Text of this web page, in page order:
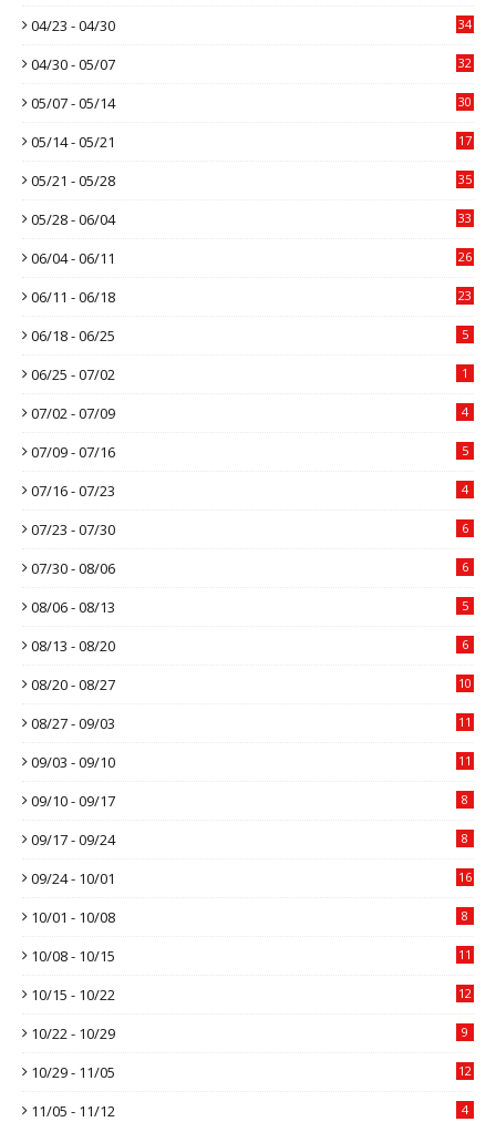
04/23 - 04/30 34
04/30 - 05/07 32
05/07 - 05/14 30
05/14 - 05/21 17
05/21 - 05/28 35
05/28 - 06/04 33
06/04 - 06/11 26
06/11 - 06/18 23
06/18 - 06/25 5
06/25 - 07/02 1
07/02 - 07/09 4
07/09 - 07/16 5
07/16 - 07/23 4
07/23 - 07/30 6
07/30 - 08/06 6
08/06 - 08/13 5
08/13 - 08/20 6
08/20 - 08/27 10
08/27 - 09/03 11
09/03 - 09/10 11
09/10 - 09/17 8
09/17 - 09/24 8
09/24 - 10/01 16
10/01 - 10/08 8
10/08 - 10/15 11
10/15 - 10/22 12
10/22 - 10/29 9
10/29 - 11/05 12
11/05 - 11/12 4